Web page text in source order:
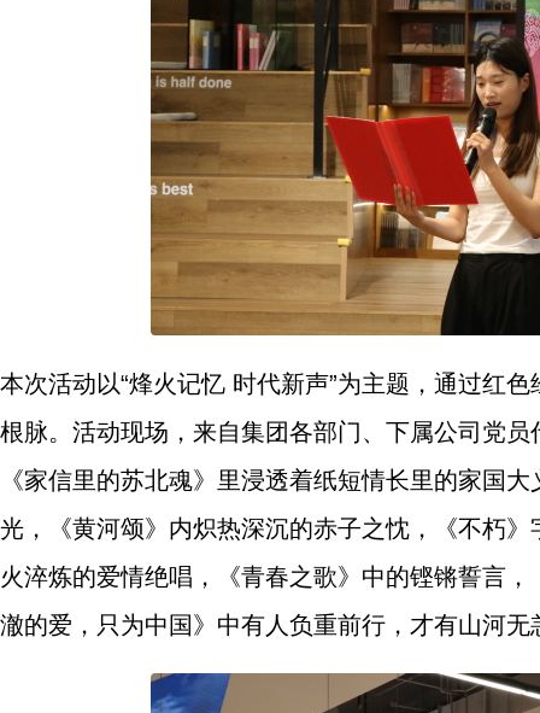
本次活动以“烽火记忆 时代新声”为主题，通过红
根脉。活动现场，来自集团各部门、下属公司党
《家信里的苏北魂》里浸透着纸短情长里的家国
光，《黄河颂》内炽热深沉的赤子之忱，《不朽
火淬炼的爱情绝唱，《青春之歌》中的铿锵誓言
澈的爱，只为中国》中有人负重前行，才有山河